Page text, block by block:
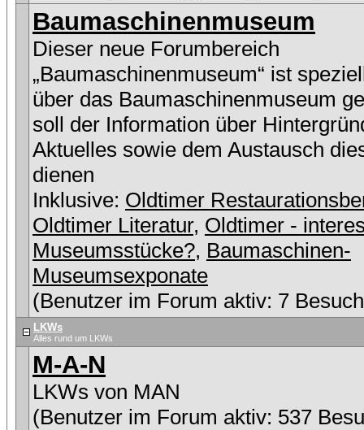
Baumaschinenmuseum
Dieser neue Forumbereich
„Baumaschinenmuseum“ ist
über das Baumaschinenmuseum
soll der Information über
Aktuelles sowie dem Austausch
dienen
Inklusive: Oldtimer
Oldtimer Literatur, Oldtimer -
Museumsstücke?, Baumaschinen-
Museumsexponate
(Benutzer im Forum aktiv: 7
LKWs
Alles rund um LKWs
M-A-N
LKWs von MAN
(Benutzer im Forum aktiv: 537